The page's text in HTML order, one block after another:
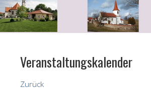
Veranstaltungskalender
Zurück